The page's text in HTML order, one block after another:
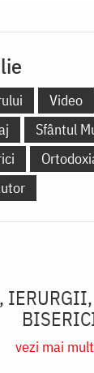
Video
Sfântul
vezi mai